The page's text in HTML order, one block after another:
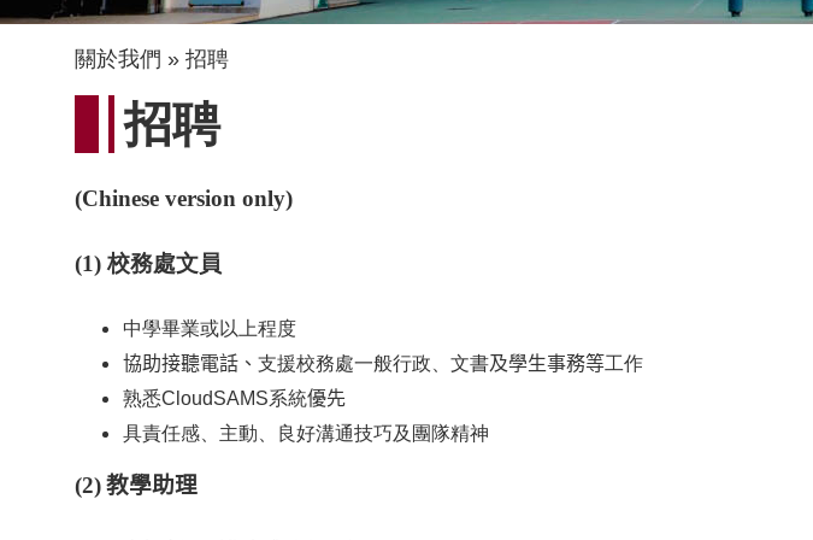
導
航
關於我們 招聘
招聘
(Chinese version only)
(1)校務處文員
中學畢業或以上程度
協助接聽電話、 支援校務處一般行政、文書及學生事務等工作
熟悉CloudSAMS系統優先
具責任感、主動、良好溝通技巧及團隊精神
(2)教學助理